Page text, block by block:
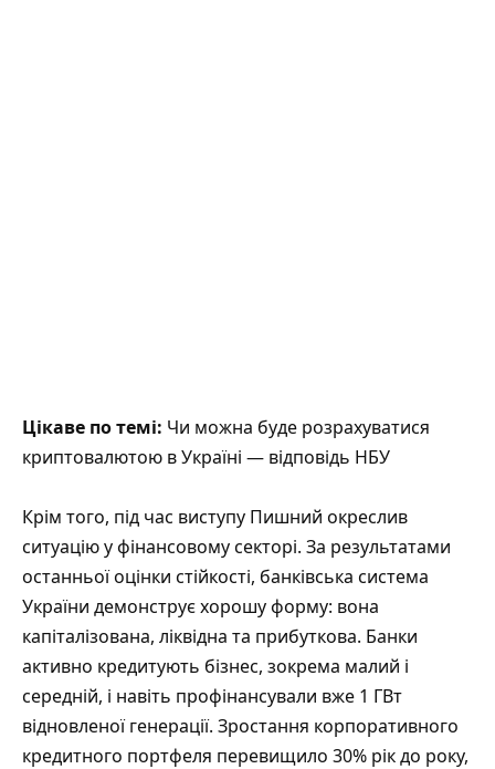
Цікаве по темі: Чи можна буде розрахуватися
криптовалютою в Україні — відповідь НБУ
Крім того, під час виступу Пишний окреслив
ситуацію у фінансовому секторі. За результатами
останньої оцінки стійкості, банківська система
України демонструє хорошу форму: вона
капіталізована, ліквідна та прибуткова. Банки
активно кредитують бізнес, зокрема малий і
середній, і навіть профінансували вже 1 ГВт
відновленої генерації. Зростання корпоративного
кредитного портфеля перевищило 30% рік до року,